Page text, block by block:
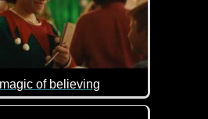
of believing
erzählt die Geschichte